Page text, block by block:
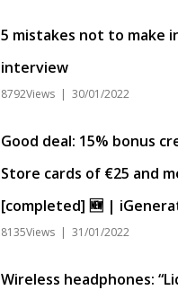
5 mistakes not to make
interview
8792Views | 30/01/2022
Good deal: 15% bonus
Store cards of €25 and
[completed] 🆕 |
8135Views | 31/01/2022
Wireless headphones: